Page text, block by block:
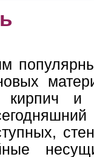
и